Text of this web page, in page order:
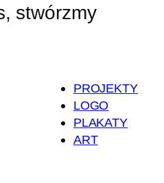
stwórzmy
PROJEKTY
LOGO
PLAKATY
ART